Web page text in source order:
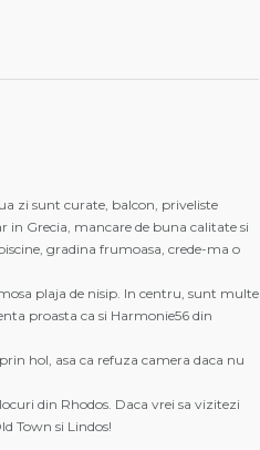
zi sunt curate, balcon, priveliste
in Grecia, mancare de buna calitate si
gradina frumoasa, crede-ma o
plaja de nisip. In centru, sunt multe
proasta ca si Harmonie56 din
hol, asa ca refuza camera daca nu
din Rhodos. Daca vrei sa vizitezi
Town si Lindos!